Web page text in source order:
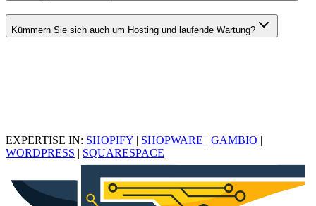
Kümmern Sie sich auch um Hosting und laufende Wartung?
EXPERTISE IN: SHOPIFY | SHOPWARE | GAMBIO |
WORDPRESS | SQUARESPACE